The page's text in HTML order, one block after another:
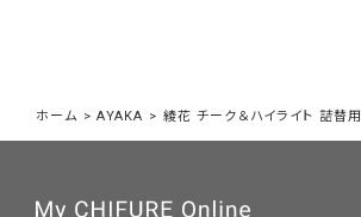
ホーム >AYAKA > 綾花 チーク＆ハイライト 詰替用